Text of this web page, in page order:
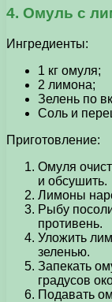
4. Омуль с
Ингредиенты:
1 кг омуля;
2 лимона;
Зелень по
Соль и
Приготовление:
Омуля
и обсушить.
Лимоны
Рыбу
противень.
Уложить
зеленью.
Запекать
градусов
Подавать